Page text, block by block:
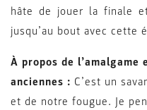
hâte de jouer la finale
jusqu’au bout avec cette
À propos de
anciennes : C’est un
et de notre fougue. Je